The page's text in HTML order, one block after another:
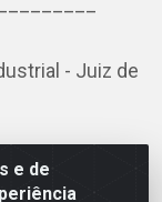
e de
- Juiz de
AV DA ABDIAS